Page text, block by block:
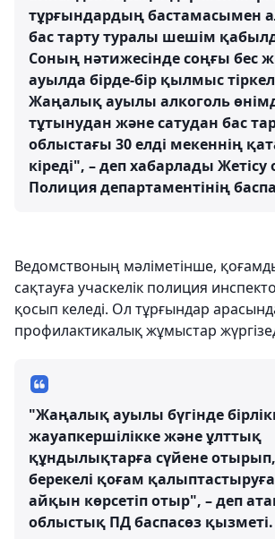
тұрғындардың бастамасымен
бас тарту туралы шешім
Соның нәтижесінде соңғы бес
ауылда бірде-бір қылмыс
Жаңалық ауылы алкоголь
тұтынудан және сатудан бас
облыстағы 30 елді мекеннің
кіреді", – деп хабарлады
Полиция департаментінің
Ведомствоның мәліметінше,
сақтауға учаскелік полиция
қосып келеді. Ол тұрғындар
профилактикалық жұмыстар
"Жаңалық ауылы бүгінде
жауапкершілікке және ұлттық
құндылықтарға сүйене отырып,
берекелі қоғам
айқын көрсетіп отыр", – деп
облыстық ПД баспасөз қызметі.